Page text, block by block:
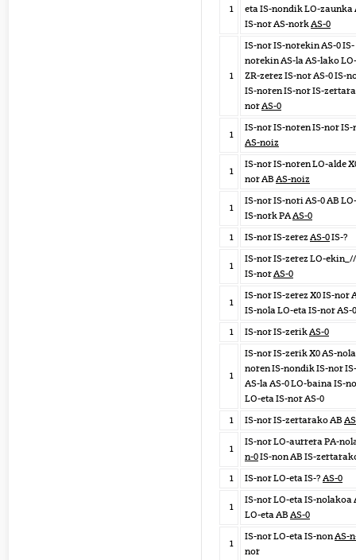
1
eta IS-nondik LO-zaunka
IS-nor AS-norkAS-0
1
IS-nor IS-norekin AS-0 IS-
norekin AS-la AS-lako
ZR-zerez IS-nor AS-0 IS-
IS-noren IS-nor IS-
norAS-0
1
IS-nor IS-noren IS-nor
AS-noiz
1
IS-nor IS-noren LO-alde
nor AB AS-noiz
1
IS-nor IS-nori AS-0 AB
IS-nork PAAS-0
1
IS-nor IS-zerez AS-0IS-?
1
IS-nor IS-zerez LO-
IS-norAS-0
1
IS-nor IS-zerez X0 IS-nor
IS-nola LO-eta IS-nor AS-
1
IS-nor IS-zerikAS-0
1
IS-nor IS-zerik X0 AS-
noren IS-nondik IS-nor
AS-la AS-0 LO-baina IS-
LO-eta IS-nor AS-0
1
IS-nor IS-zertarako AB
1
IS-nor LO-aurrera PA-
n-0IS-non AB IS-
1
IS-nor LO-eta IS-? AS-0
1
IS-nor LO-eta IS-nolakoa
LO-eta AB AS-0
1
IS-nor LO-eta IS-nonAS-
nor